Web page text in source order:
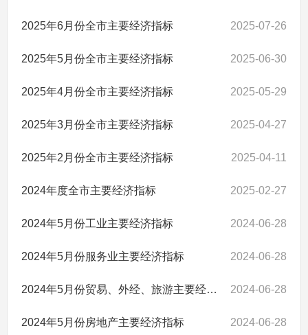
2025年6月份全市主要经济指标 2025-07-26
2025年5月份全市主要经济指标 2025-06-30
2025年4月份全市主要经济指标 2025-05-29
2025年3月份全市主要经济指标 2025-04-27
2025年2月份全市主要经济指标 2025-04-11
2024年度全市主要经济指标 2025-02-27
2024年5月份工业主要经济指标 2024-06-28
2024年5月份服务业主要经济指标 2024-06-28
2024年5月份贸易、外经、旅游主要经济指标 2024-06-28
2024年5月份房地产主要经济指标 2024-06-28